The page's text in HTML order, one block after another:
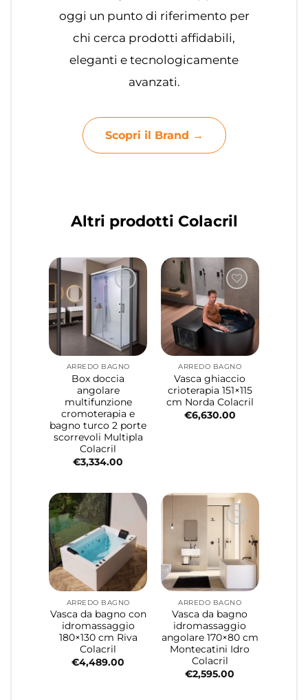
oggi un punto di riferimento per
chi cerca prodotti affidabili,
eleganti e tecnologicamente
avanzati.
Scopri il Brand →
Altri prodotti Colacril
ARREDO BAGNO
Box doccia
angolare
multifunzione
cromoterapia e
bagno turco 2 porte
scorrevoli Multipla
Colacril
€3,334.00
ARREDO BAGNO
Vasca ghiaccio
crioterapia 151×115
cm Norda Colacril
€6,630.00
ARREDO BAGNO
Vasca da bagno con
idromassaggio
180×130 cm Riva
Colacril
€4,489.00
ARREDO BAGNO
Vasca da bagno
idromassaggio
angolare 170×80 cm
Montecatini Idro
Colacril
€2,595.00